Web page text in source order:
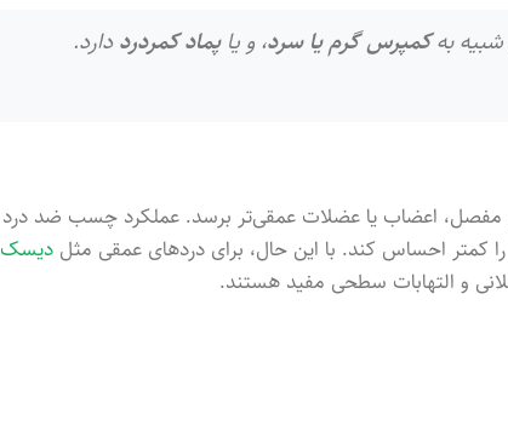
بهکمپرس گرم یا سرد، و یاپماد کمردرد دارد.
اعضاب یا عضلات عمقی‌تر برسد. عملکرد چسب ضد درد
کمتر احساس کند. با این حال، برای دردهای عمقی مثل دیسک
و التهابات سطحی مفید هستند.